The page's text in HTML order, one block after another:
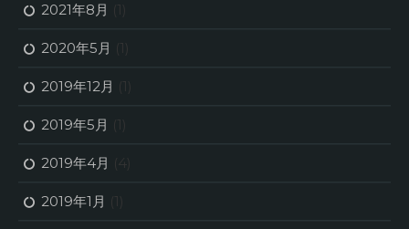
2021年8月 (1)
2020年5月 (1)
2019年12月 (1)
2019年5月 (1)
2019年4月 (4)
2019年1月 (1)